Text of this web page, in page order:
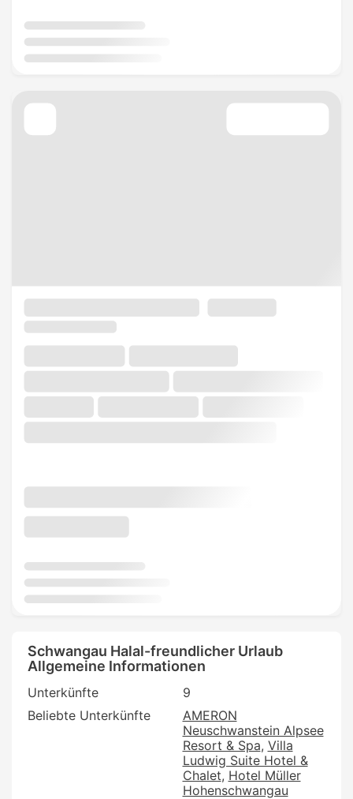
Schwangau Halal-freundlicher Urlaub
Allgemeine Informationen
Unterkünfte
9
Beliebte Unterkünfte
AMERON
Neuschwanstein Alpsee
Resort & Spa Villa
Ludwig Suite Hotel &
Chalet Hotel Müller
Hohenschwangau